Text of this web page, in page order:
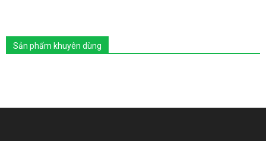
Sản phẩm khuyên dùng